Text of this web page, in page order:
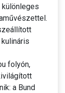
különleges
folyón,
a Bund